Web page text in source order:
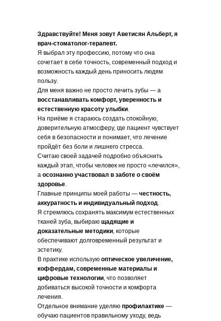
Здравствуйте! Меня зовут Аветисян Альберт, я
врач-стоматолог-терапевт.
Я выбрал эту профессию, потому что она
сочетает в себе точность, современный подход и
возможность каждый день приносить людям
пользу.
Для меня важно не просто лечить зубы — а
восстанавливать комфорт, уверенность и
естественную красоту улыбки.
На приёме я стараюсь создать спокойную,
доверительную атмосферу, где пациент чувствует
себя в безопасности и понимает, что лечение
пройдёт без боли и лишнего стресса.
Считаю своей задачей подробно объяснить
каждый этап, чтобы человек не просто «лечился»,
а осознанно участвовал в заботе о своём
здоровье.
Главные принципы моей работы — честность,
аккуратность и индивидуальный подход.
Я стремлюсь сохранять максимум естественных
тканей зуба, выбираю щадящие и
доказательные методики, которые
обеспечивают долговременный результат и
эстетику.
В практике использую оптическое увеличение,
коффердам, современные материалы и
цифровые технологии, что позволяет
добиваться высокой точности и комфорта
лечения.
Отдельное внимание уделяю профилактике —
обучаю пациентов правильному уходу, ведь